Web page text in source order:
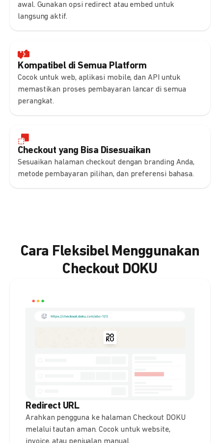
awal. Gunakan opsi redirect atau embed untuk
langsung aktif.
Kompatibel di Semua Platform
Cocok untuk web, aplikasi mobile, dan API untuk
memastikan proses pembayaran lancar di semua
perangkat.
Checkout yang Bisa Disesuaikan
Sesuaikan halaman checkout dengan branding Anda,
metode pembayaran pilihan, dan preferensi bahasa.
Cara Fleksibel Menggunakan
Checkout DOKU
Redirect URL
Arahkan pengguna ke halaman Checkout DOKU
melalui tautan aman. Cocok untuk website,